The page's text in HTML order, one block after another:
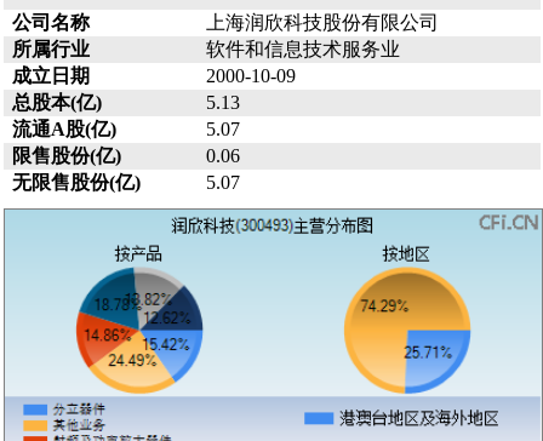
公司名称
上海润欣科技股份有限公司
所属行业
软件和信息技术服务业
成立日期
2000-10-09
总股本(亿)
5.13
流通A股(亿)
5.07
限售股份(亿)
0.06
无限售股份(亿)
5.07